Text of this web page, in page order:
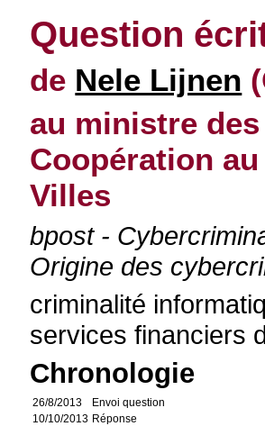
Question
de Nele Lijnen
au ministre
Coopération
Villes
bpost -
Origine des
criminalité
services financiers
Chronologie
26/8/2013
Envoi question
10/10/2013 Réponse